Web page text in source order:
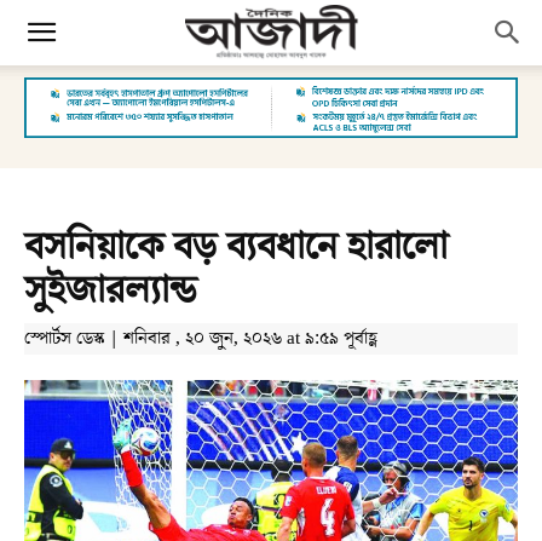
বসনিয়াকে বড় ব্যবধানে হারালো
সুইজারল্যান্ড
স্পোর্টস ডেস্ক | শনিবার , ২০ জুন, ২০২৬ at ৯:৫৯ পূর্বাহ্ণ